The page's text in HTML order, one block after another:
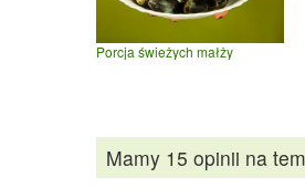
Porcja świeżych małży
Mamy 15 opinii na